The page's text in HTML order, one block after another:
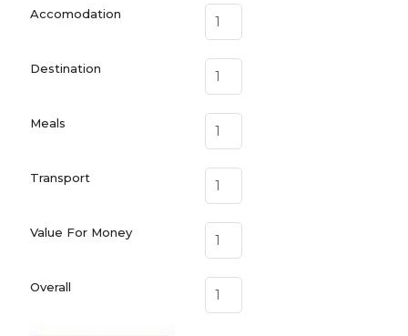
Accomodation
Destination
Meals
Transport
Value For Money
Overall